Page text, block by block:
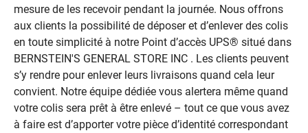
mesure de les recevoir pendant la journée. Nous offrons
aux clients la possibilité de déposer et d’enlever des colis
en toute simplicité à notre Point d’accès UPS® situé dans
BERNSTEIN'S GENERAL STORE INC . Les clients peuvent
s’y rendre pour enlever leurs livraisons quand cela leur
convient. Notre équipe dédiée vous alertera même quand
votre colis sera prêt à être enlevé – tout ce que vous avez
à faire est d’apporter votre pièce d’identité correspondant